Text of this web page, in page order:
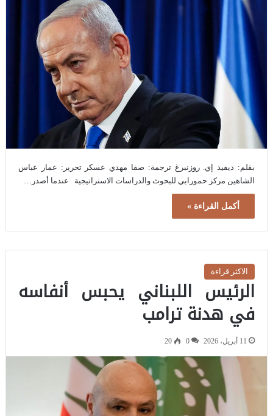
بقلم: ديفيد إي. روزنبرغ ترجمة: صفا مهدي عسكر تحرير: عمار عباس
الشاهين مركز حمورابي للبحوث والدراسات الاستراتيجية عندما أصدر…
أكمل القراءة »
الاكثر قراءة
الرئيس اللبناني يحبس أنفاسه
في هدنة ترامب
11 أبريل، 2026 0
20